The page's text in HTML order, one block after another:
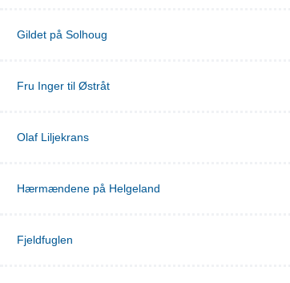
Gildet på Solhoug
Fru Inger til Østråt
Olaf Liljekrans
Hærmændene på Helgeland
Fjeldfuglen